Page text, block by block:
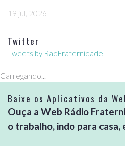
19 jul, 2026
Twitter
Tweets by RadFraternidade
Carregando...
Baixe os Aplicativos da
Ouça a Web Rádio
o trabalho, indo para casa,